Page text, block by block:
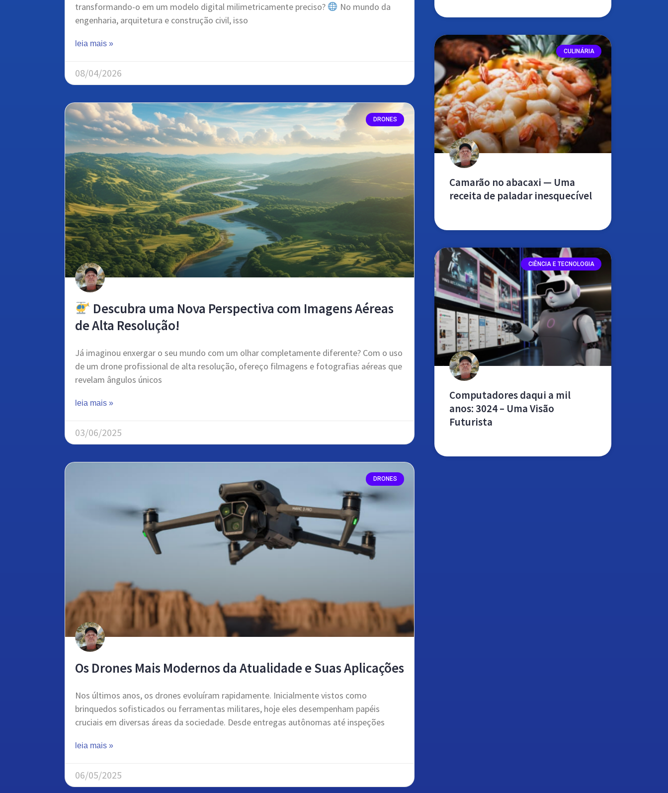
transformando-o em um modelo digital milimetricamente preciso?
No mundo da
engenharia, arquitetura e construção civil, isso
leia mais »
08/04/2026
DRONES
Descubra uma Nova Perspectiva com Imagens Aéreas
de Alta Resolução!
Já imaginou enxergar o seu mundo com um olhar completamente diferente? Com o uso
de um drone profissional de alta resolução, ofereço filmagens e fotografias aéreas que
revelam ângulos únicos
leia mais »
03/06/2025
DRONES
Os Drones Mais Modernos da Atualidade e Suas Aplicações
Nos últimos anos, os drones evoluíram rapidamente. Inicialmente vistos como
brinquedos sofisticados ou ferramentas militares, hoje eles desempenham papéis
cruciais em diversas áreas da sociedade. Desde entregas autônomas até inspeções
leia mais »
06/05/2025
CULINÁRIA
Camarão no abacaxi — Uma
receita de paladar inesquecível
CIÊNCIA E TECNOLOGIA
Computadores daqui a mil
anos: 3024 – Uma Visão
Futurista